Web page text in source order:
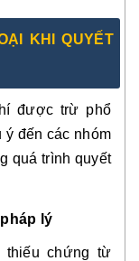
KHI QUYẾT
được trừ phổ
ý đến các nhóm
quá trình quyết
lý
thiếu chứng từ